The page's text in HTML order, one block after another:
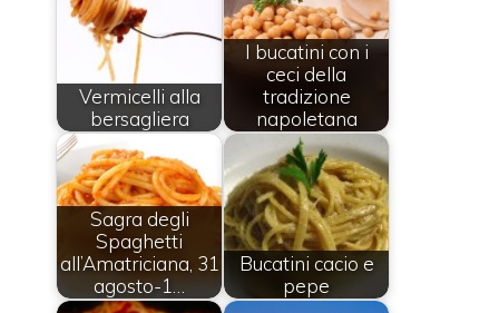
Vermicelli alla
bersagliera
I bucatini con i
ceci della
tradizione
napoletana
Sagra degli
Spaghetti
all’Amatriciana, 31
agosto-1…
Bucatini cacio e
pepe